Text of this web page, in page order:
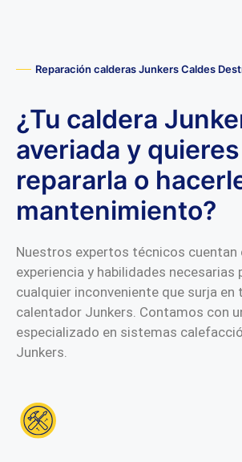
Reparación calderas Junkers Caldes
¿Tu caldera
averiada y quieres
repararla o
mantenimiento?
Nuestros expertos técnicos cuentan
experiencia y habilidades necesarias
cualquier inconveniente que surja en
calentador Junkers. Contamos con
especializado en sistemas
Junkers.